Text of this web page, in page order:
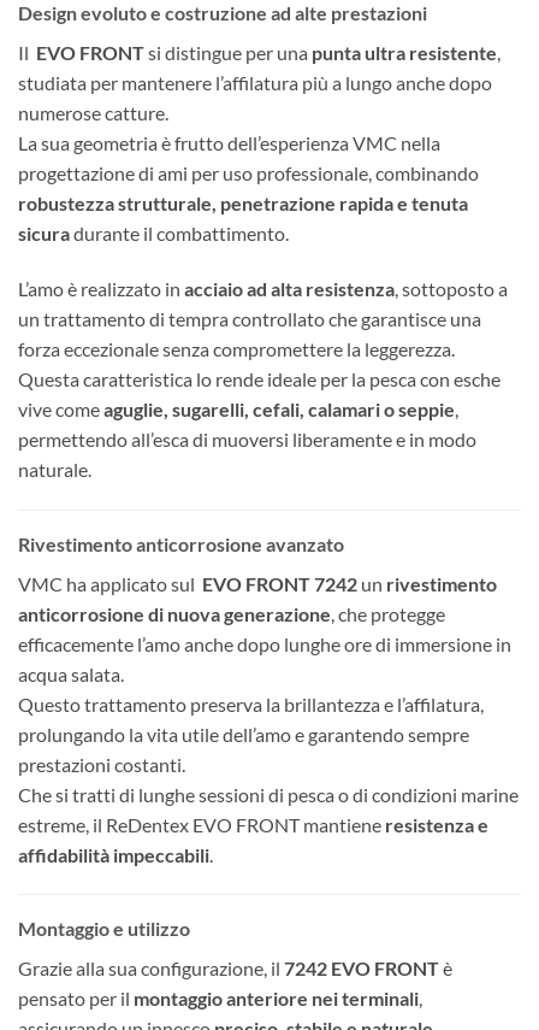
Design evoluto e costruzione ad alte prestazioni
Il EVO FRONTsi distingue per una punta ultra resistente,
studiata per mantenere l’affilatura più a lungo anche dopo
numerose catture.
La sua geometria è frutto dell’esperienza VMC nella
progettazione di ami per uso professionale, combinando
robustezza strutturale, penetrazione rapida e tenuta
sicuradurante il combattimento.
L’amo è realizzato in acciaio ad alta resistenza, sottoposto a
un trattamento di tempra controllato che garantisce una
forza eccezionale senza compromettere la leggerezza.
Questa caratteristica lo rende ideale per la pesca con esche
vive comeaguglie, sugarelli, cefali, calamari o seppie,
permettendo all’esca di muoversi liberamente e in modo
naturale.
Rivestimento anticorrosione avanzato
VMC ha applicato sul EVO FRONT 7242 un rivestimento
anticorrosione di nuova generazione , che protegge
efficacemente l’amo anche dopo lunghe ore di immersione in
acqua salata.
Questo trattamento preserva la brillantezza e l’affilatura,
prolungando la vita utile dell’amo e garantendo sempre
prestazioni costanti.
Che si tratti di lunghe sessioni di pesca o di condizioni marine
estreme, il ReDentex EVO FRONT mantiene resistenza e
affidabilità impeccabili
Montaggio e utilizzo
Grazie alla sua configurazione, il 7242 EVO FRONTè
pensato per il montaggio anteriore nei terminali,